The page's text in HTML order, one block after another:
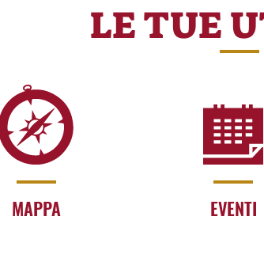
LE TUE
MAPPA EVENTI